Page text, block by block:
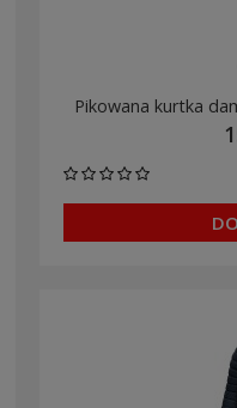
Pikowana kurtka